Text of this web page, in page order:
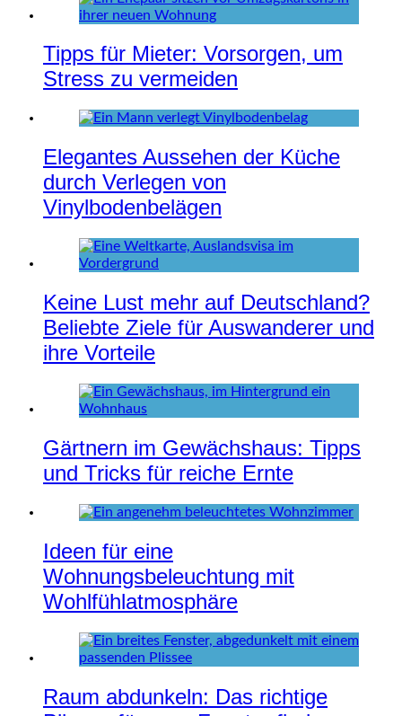
Tipps für Mieter: Vorsorgen, um
Stress zu vermeiden
Elegantes Aussehen der Küche
durch Verlegen von
Vinylbodenbelägen
Keine Lust mehr auf Deutschland?
Beliebte Ziele für Auswanderer und
ihre Vorteile
Gärtnern im Gewächshaus: Tipps
und Tricks für reiche Ernte
Ideen für eine
Wohnungsbeleuchtung mit
Wohlfühlatmosphäre
Raum abdunkeln: Das richtige